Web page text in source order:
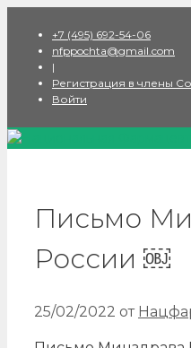
содержимому
+7 (495) 692-54-06
nfppochta@gmail.com
|
Регистрация в члены
Войти
Письмо
России ￼
25/02/2022 от